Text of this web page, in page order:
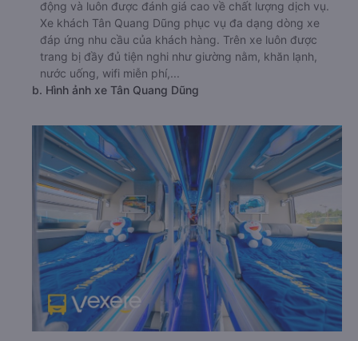
động và luôn được đánh giá cao về chất lượng dịch vụ.
Xe khách Tân Quang Dũng phục vụ đa dạng dòng xe
đáp ứng nhu cầu của khách hàng. Trên xe luôn được
trang bị đầy đủ tiện nghi như giường nằm, khăn lạnh,
nước uống, wifi miễn phí,...
b. Hình ảnh xe Tân Quang Dũng